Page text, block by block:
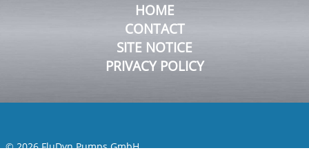
HOME
CONTACT
SITE NOTICE
PRIVACY POLICY
© 2026 FluDyn Pumps GmbH